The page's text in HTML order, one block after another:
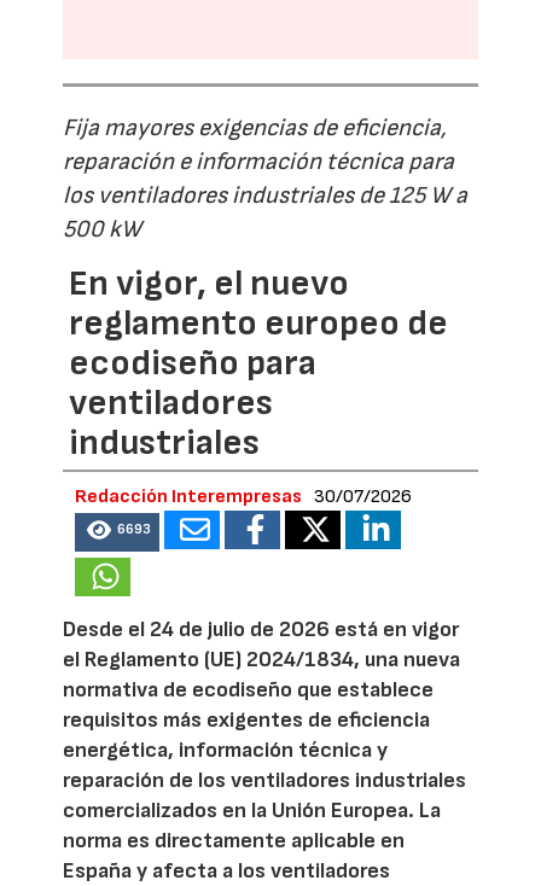
Fija mayores exigencias de eficiencia,
reparación e información técnica para
los ventiladores industriales de 125 W a
500 kW
En vigor, el nuevo
reglamento europeo de
ecodiseño para
ventiladores
industriales
Redacción Interempresas 30/07/2026
6693
Desde el 24 de julio de 2026 está en vigor
el Reglamento (UE) 2024/1834, una nueva
normativa de ecodiseño que establece
requisitos más exigentes de eficiencia
energética, información técnica y
reparación de los ventiladores industriales
comercializados en la Unión Europea. La
norma es directamente aplicable en
España y afecta a los ventiladores